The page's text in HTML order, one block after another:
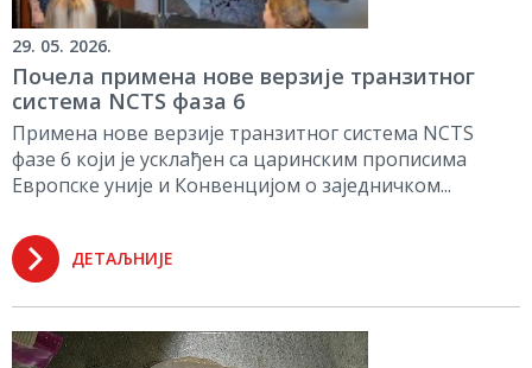
29. 05. 2026.
Почела примена нове верзије транзитног
система NCTS фаза 6
Примена нове верзије транзитног система NCTS
фазе 6 који је усклађен са царинским прописима
Европске уније и Конвенцијом о заједничком...
ДЕТАЉНИЈЕ